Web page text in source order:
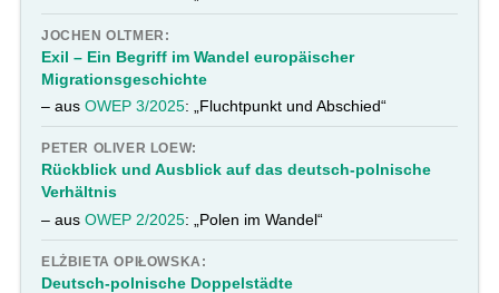
JOCHEN OLTMER:
Exil – Ein Begriff im Wandel europäischer
Migrationsgeschichte
– ausOWEP 3/2025: „Fluchtpunkt und Abschied“
PETER OLIVER LOEW:
Rückblick und Ausblick auf das deutsch-polnische
Verhältnis
– ausOWEP 2/2025: „Polen im Wandel“
ELŻBIETA OPIŁOWSKA:
Deutsch-polnische Doppelstädte